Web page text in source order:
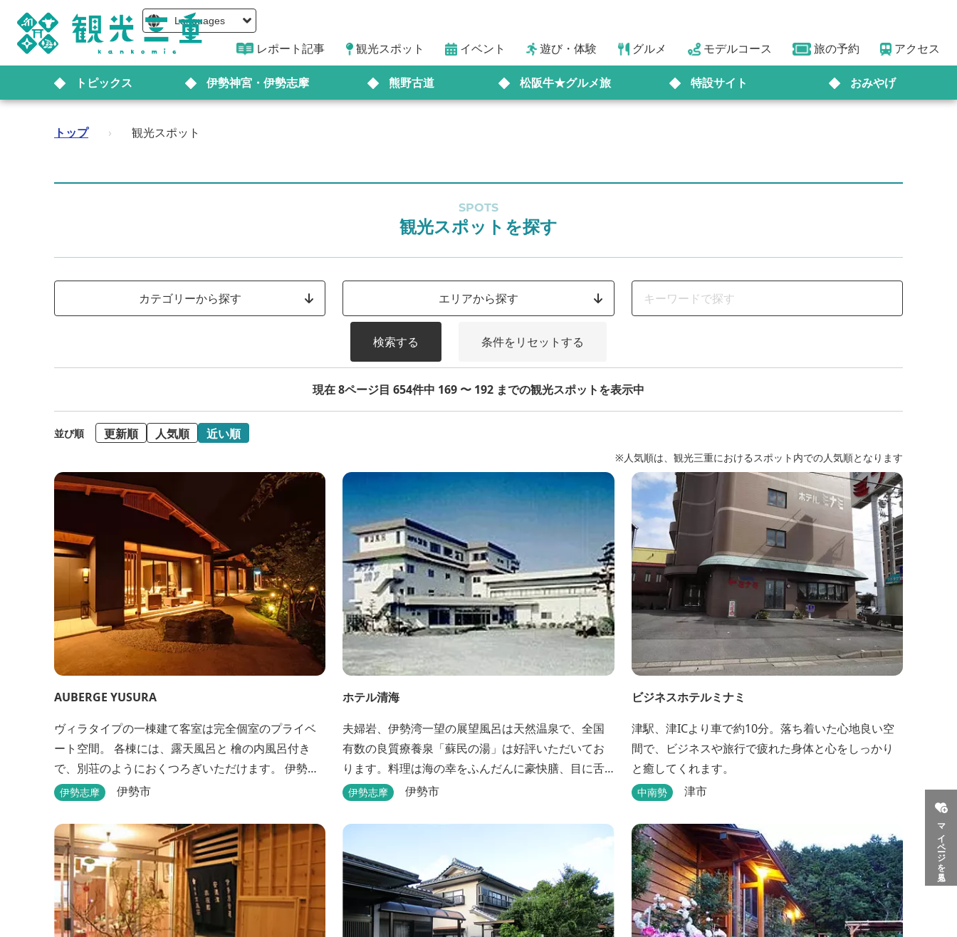
Languages
レポート記事 観光スポット イベント 遊び・体験 グルメ モデルコース 旅の予約 アクセス
トピックス 伊勢神宮・伊勢志摩 熊野古道 松阪牛★グルメ旅 特設サイト おみやげ
マイページを見る
トップ › 観光スポット
SPOTS
観光スポットを探す
カテゴリーから探す エリアから探す
検索する 条件をリセットする
現在 8ページ目 654件中 169 〜 192 までの観光スポットを表示中
並び順 更新順 人気順 近い順
※人気順は、観光三重におけるスポット内での人気順となります
AUBERGE YUSURA
ヴィラタイプの一棟建て客室は完全個室のプライベ
ート空間。 各棟には、露天風呂と 檜の内風呂付き
で、別荘のようにおくつろぎいただけます。 伊勢路
の旅にお好みの一棟をどうぞお選びください。
は、小さな宿ならではの「ひと手間」のおもてな
し。 「居・食・充」を満たし、皆様の伊勢路の旅に
寄り添う宿となれるよう、心を月してお待ちして...
伊勢志摩 伊勢市
ホテル清海
夫婦岩、伊勢湾一望の展望風呂は天然温泉で、全国
有数の良質療養泉「蘇民の湯」は好評いただいてお
ります。料理は海の幸をふんだんに豪快膳、目に舌
に語りかけます。 平成１６年９月に露天風呂がオー
伊勢志摩 伊勢市
ビジネスホテルミナミ
津駅、津ICより車で約10分。落ち着いた心地良い空
間で、ビジネスや旅行で疲れた身体と心をしっかり
と癒してくれます。
中南勢 津市